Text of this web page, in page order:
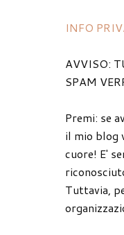
INFO
AVVISO:
SPAM
Premi: se
il mio blog
cuore! E'
Tuttavia,